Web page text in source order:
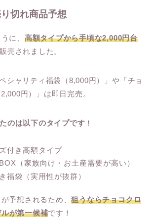
切れ商品予想
に、 高額タイプから手頃な2,000円台
売されました。
シャリティ福袋（8,000円）」や「チョ
円）」は即日完売。
のは以下のタイプです ！
付き高額タイプ
（家族向け・お土産需要が高い）
福袋（実用性が抜群）
予想されるため、狙うならチョコクロ
が第一候補です！